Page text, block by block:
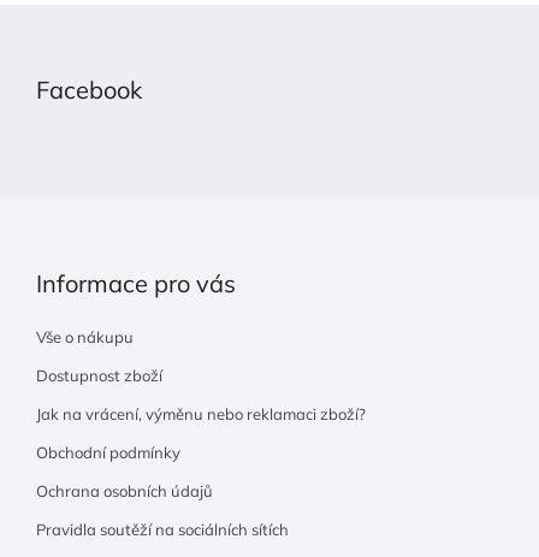
Facebook
Informace pro vás
Vše o nákupu
Dostupnost zboží
Jak na vrácení, výměnu nebo reklamaci zboží?
Obchodní podmínky
Ochrana osobních údajů
Pravidla soutěží na sociálních sítích